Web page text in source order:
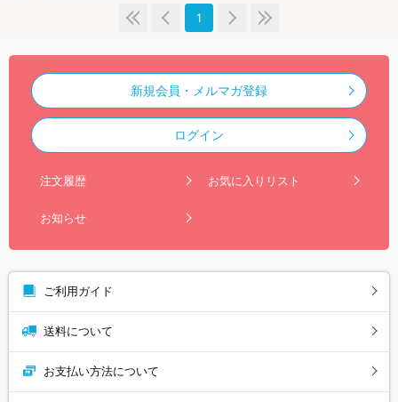
1
新規会員・メルマガ登録
ログイン
注文履歴 お気に入りリスト
お知らせ
ご利用ガイド
送料について
お支払い方法について